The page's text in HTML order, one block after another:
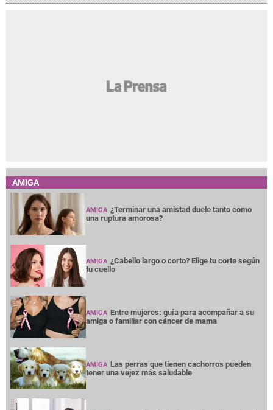
AMIGA
AMIGA ¿Terminar una amistad duele tanto como
una ruptura amorosa?
AMIGA ¿Cabello largo o corto? Elige tu corte según
tu cuello
AMIGA Entre mujeres: guía para acompañar a su
amiga o familiar con cáncer de mama
AMIGA Las perras que tienen cachorros pueden
tener una vejez más saludable